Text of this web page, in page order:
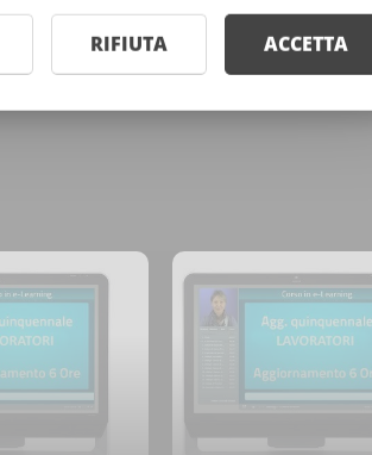
RIFIUTA ACCETTA